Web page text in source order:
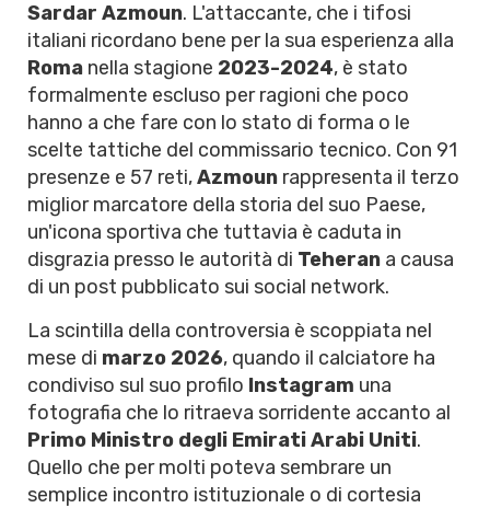
Sardar Azmoun. L'attaccante, che i tifosi
italiani ricordano bene per la sua esperienza alla
Roma nella stagione 2023-2024, è stato
formalmente escluso per ragioni che poco
hanno a che fare con lo stato di forma o le
scelte tattiche del commissario tecnico. Con 91
presenze e 57 reti,Azmoun rappresenta il terzo
miglior marcatore della storia del suo Paese,
un'icona sportiva che tuttavia è caduta in
disgrazia presso le autorità di Teheran a causa
di un post pubblicato sui social network.
La scintilla della controversia è scoppiata nel
mese di marzo 2026, quando il calciatore ha
condiviso sul suo profilo Instagram una
fotografia che lo ritraeva sorridente accanto al
Primo Ministro degli Emirati Arabi Uniti.
Quello che per molti poteva sembrare un
semplice incontro istituzionale o di cortesia